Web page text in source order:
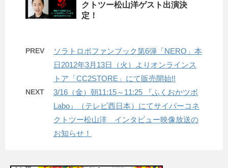
クトツー松山洋ゲスト出演決
定！
PREV
ソラトロボファンブック第6弾「NERO」本
日2012年3月13日（火）よりオンラインス
トア「CC2STORE」にて販売開始!!
NEXT
3/16（金）朝11:15～11:25 『ふくおかツボ
Labo』（テレビ西日本）にてサイバーコネ
クトツー松山洋 インタビュー映像放送の
お知らせ！